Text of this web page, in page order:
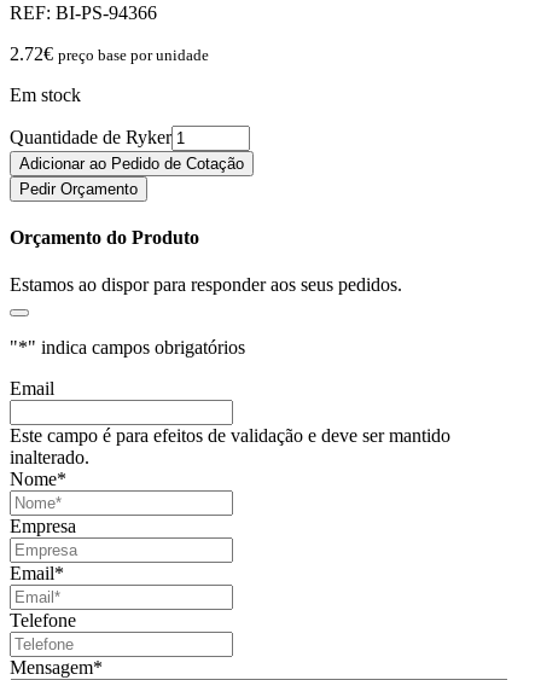
REF: BI-PS-94366
2.72€ preço base por unidade
Em stock
Quantidade de Ryker
Adicionar ao Pedido de Cotação
Pedir Orçamento
Orçamento do Produto
Estamos ao dispor para responder aos seus pedidos.
"*" indica campos obrigatórios
Email
Este campo é para efeitos de validação e deve ser mantido
inalterado.
Nome*
Empresa
Email*
Telefone
Mensagem*